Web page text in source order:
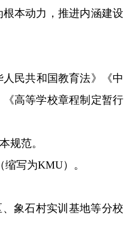
本动力，推进内涵建设
人民共和国教育法》《中
高等学校章程制定暂行
。
KMU）。
、象石村实训基地等分校